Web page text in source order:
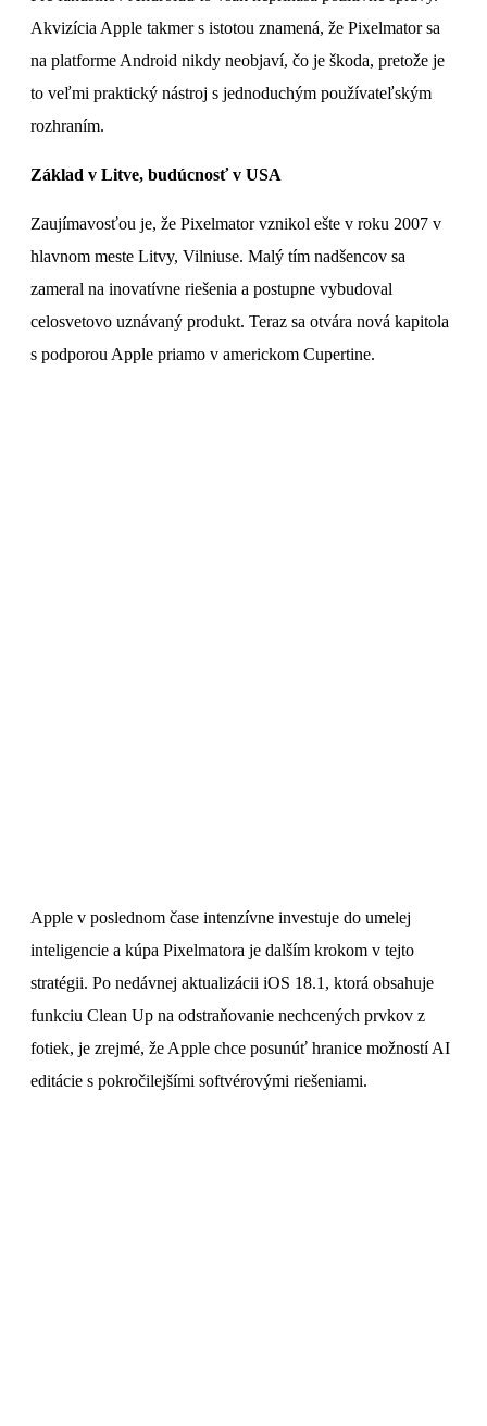
Akvizícia Apple takmer s istotou znamená, že Pixelmator sa
na platforme Android nikdy neobjaví, čo je škoda, pretože je
to veľmi praktický nástroj s jednoduchým používateľským
rozhraním.
Základ v Litve, budúcnosť v USA
Zaujímavosťou je, že Pixelmator vznikol ešte v roku 2007 v
hlavnom meste Litvy, Vilniuse. Malý tím nadšencov sa
zameral na inovatívne riešenia a postupne vybudoval
celosvetovo uznávaný produkt. Teraz sa otvára nová kapitola
s podporou Apple priamo v americkom Cupertine.
Apple v poslednom čase intenzívne investuje do umelej
inteligencie a kúpa Pixelmatora je dalším krokom v tejto
stratégii. Po nedávnej aktualizácii iOS 18.1, ktorá obsahuje
funkciu Clean Up na odstraňovanie nechcených prvkov z
fotiek, je zrejmé, že Apple chce posunúť hranice možností AI
editácie s pokročilejšími softvérovými riešeniami.